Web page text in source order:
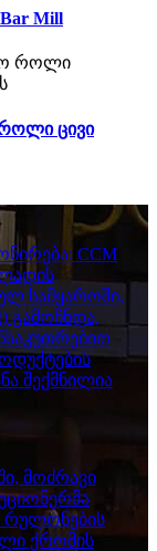
Mill
ცივი
CCM
სამყაროში,
გამოჩნდა,
შექმნილია
მოძრავი
ქრომის